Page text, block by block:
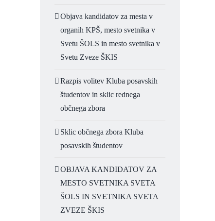
Objava kandidatov za mesta v
organih KPŠ, mesto svetnika v
Svetu ŠOLS in mesto svetnika v
Svetu Zveze ŠKIS
Razpis volitev Kluba posavskih
študentov in sklic rednega
občnega zbora
Sklic občnega zbora Kluba
posavskih študentov
OBJAVA KANDIDATOV ZA
MESTO SVETNIKA SVETA
ŠOLS IN SVETNIKA SVETA
ZVEZE ŠKIS